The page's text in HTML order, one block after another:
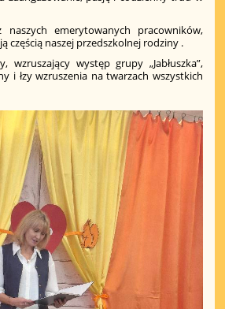
naszych emerytowanych pracowników,
częścią naszej przedszkolnej rodziny .
wzruszający występ grupy „Jabłuszka”,
i łzy wzruszenia na twarzach wszystkich